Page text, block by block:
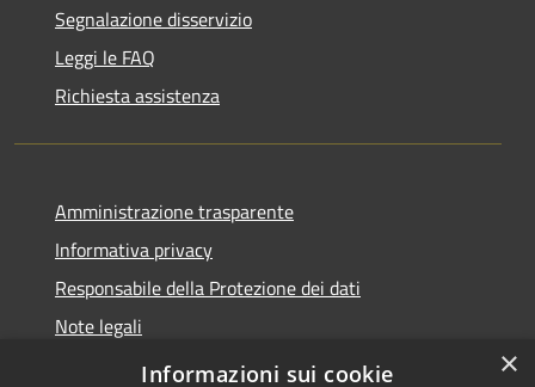
Segnalazione disservizio
Leggi le FAQ
Richiesta assistenza
Amministrazione trasparente
Informativa privacy
Responsabile della Protezione dei dati
Note legali
Dichiarazione di accessibilità
×
Informazioni sui cookie